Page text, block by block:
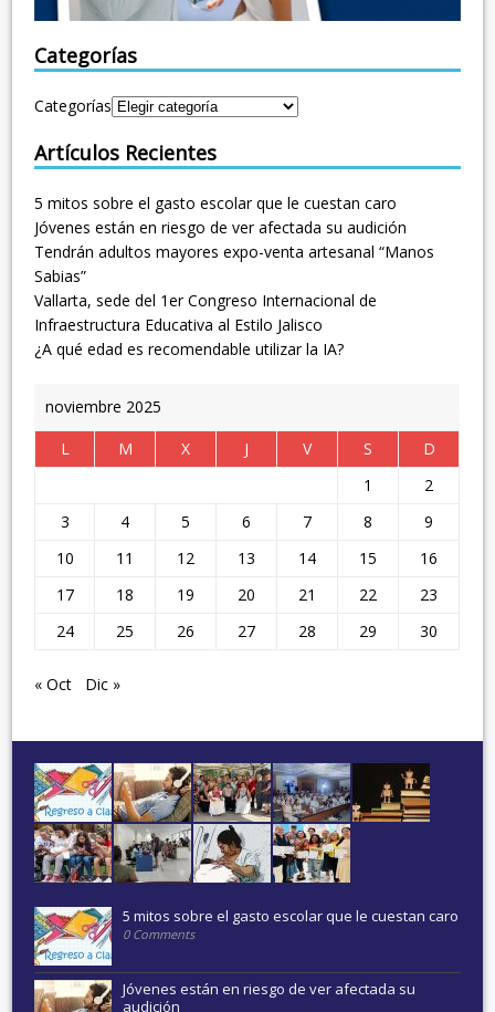
Categorías
Categorías
Artículos Recientes
5 mitos sobre el gasto escolar que le cuestan caro
Jóvenes están en riesgo de ver afectada su audición
Tendrán adultos mayores expo-venta artesanal “Manos
Sabias”
Vallarta, sede del 1er Congreso Internacional de
Infraestructura Educativa al Estilo Jalisco
¿A qué edad es recomendable utilizar la IA?
noviembre 2025
L
M X J V S
D
1
2
3
4 5 6 7 8
9
10
11 12 13 14 15
16
17
18 19 20 21 22
23
24
25 26 27 28 29 30
« Oct Dic »
5 mitos sobre el gasto escolar que le cuestan caro
0 Comments
Jóvenes están en riesgo de ver afectada su
audición